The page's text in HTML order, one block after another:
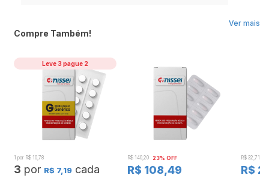
sanguíneas, câncer de mama, distúrbios hepáticos, doença de Parkinson,
distúrbios convulsivos, úlcera péptica, bem como em idosos e pacientes
debilitados.
Ver mais
Compre Também!
Leve 3 pague 2
1 por R$ 10,78
3 por R$ 7,19 cada
R$ 140,20 23% OFF
R$ 108,49
R$ 32,71
R$